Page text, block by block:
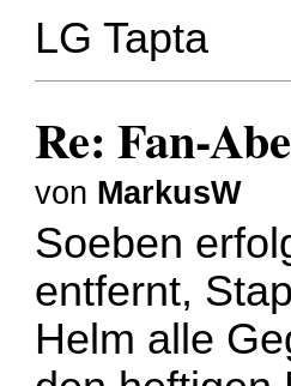
LG Tapta
Re: Fan-
von MarkusW
Soeben
entfernt,
Helm alle